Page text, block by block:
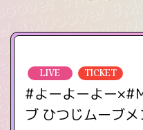
LIVE TICKET
#よーよーよー
ブ ひつじムーブ